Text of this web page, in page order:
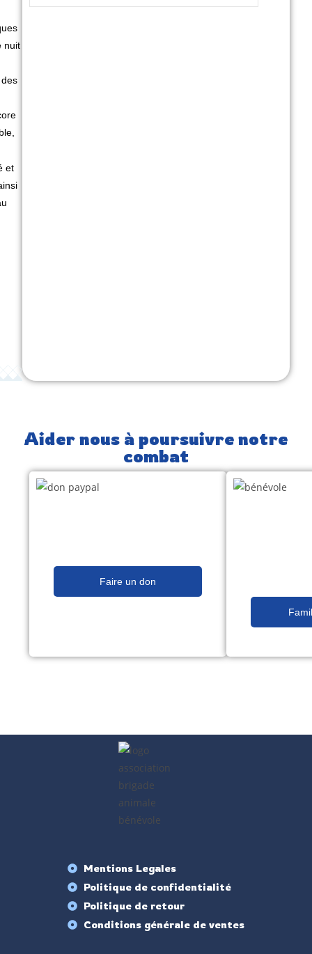
nuit
et
Aider nous à poursuivre notre
combat
Faire un don
Mentions Legales
Politique de confidentialité
Politique de retour
Conditions générale de ventes